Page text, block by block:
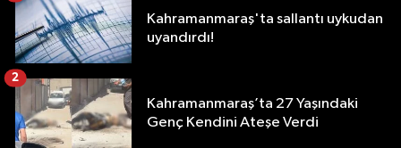
Kahramanmaraş'ta sallantı uykudan
uyandırdı!
Kahramanmaraş’ta 27 Yaşındaki
Genç Kendini Ateşe Verdi
2